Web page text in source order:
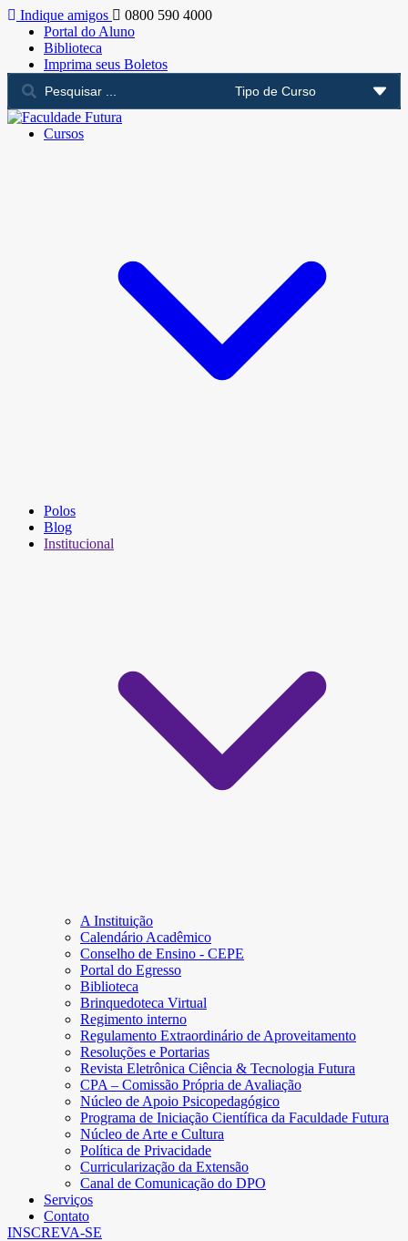
Indique amigos
0800 590 4000
Portal do Aluno
Biblioteca
Imprima seus Boletos
Cursos
Polos
Blog
Institucional
A Instituição
Calendário Acadêmico
Conselho de Ensino - CEPE
Portal do Egresso
Biblioteca
Brinquedoteca Virtual
Regimento interno
Regulamento Extraordinário de Aproveitamento
Resoluções e Portarias
Revista Eletrônica Ciência & Tecnologia Futura
CPA – Comissão Própria de Avaliação
Núcleo de Apoio Psicopedagógico
Programa de Iniciação Científica da Faculdade Futura
Núcleo de Arte e Cultura
Política de Privacidade
Curricularização da Extensão
Canal de Comunicação do DPO
Serviços
Contato
INSCREVA-SE